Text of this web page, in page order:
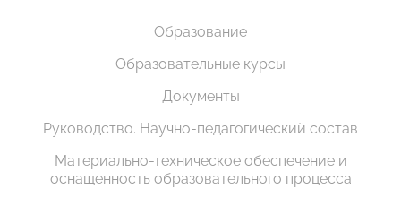
Образование
Образовательные курсы
Документы
Руководство. Научно-педагогический состав
Материально-техническое обеспечение и
оснащенность образовательного процесса